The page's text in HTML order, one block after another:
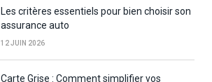
Les critères essentiels pour bien choisir son
assurance auto
12 JUIN 2026
Carte Grise : Comment simplifier vos